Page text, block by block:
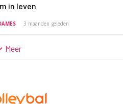
in leven
3 maanden geleden
Meer